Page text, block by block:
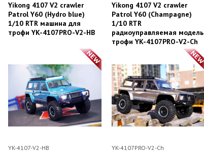
Yikong 4107 V2 crawler
Patrol Y60 (Hydro blue)
1/10 RTR машина для
трофи YK-4107PRO-V2-HB
YK-4107-V2-HB
Yikong 4107 V2 crawler
Patrol Y60 (Champagne)
1/10 RTR
радиоуправляемая модель
трофи YK-4107PRO-V2-Ch
YK-4107PRO-V2-Ch